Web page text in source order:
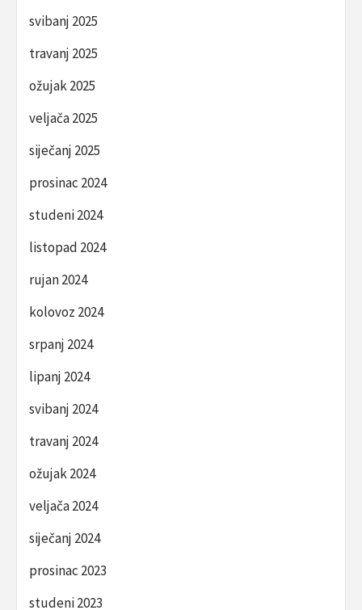
svibanj 2025
travanj 2025
ožujak 2025
veljača 2025
siječanj 2025
prosinac 2024
studeni 2024
listopad 2024
rujan 2024
kolovoz 2024
srpanj 2024
lipanj 2024
svibanj 2024
travanj 2024
ožujak 2024
veljača 2024
siječanj 2024
prosinac 2023
studeni 2023